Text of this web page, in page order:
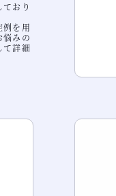
おり
例を用
悩みの
て詳細